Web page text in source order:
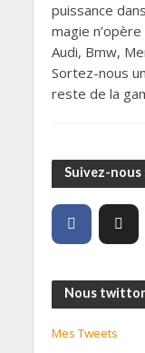
puissance
magie
Audi, Bmw,
Sortez-nous
reste de la
Suivez-nous
Nous
Mes Tweets